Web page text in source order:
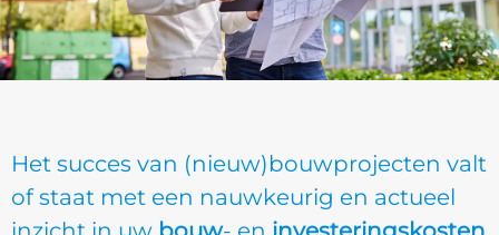
Het succes van (nieuw)bouwprojecten valt
of staat met een nauwkeurig en actueel